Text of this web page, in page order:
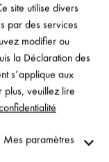
site utilise divers
par des services
modifier ou
la Déclaration des
s’applique aux
plus, veuillez lire
Mes paramètres